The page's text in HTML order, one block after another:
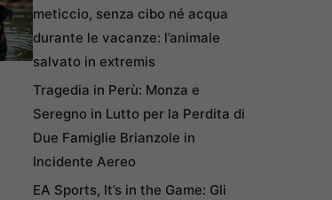
meticcio, senza cibo né acqua
durante le vacanze: l’animale
salvato in extremis
Tragedia in Perù: Monza e
Seregno in Lutto per la Perdita di
Due Famiglie Brianzole in
Incidente Aereo
EA Sports, It’s in the Game: Gli